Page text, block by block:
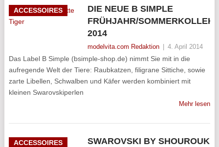
ACCESSOIRES
DIE NEUE B SIMPLE
FRÜHJAHR/
2014
modelvita.com Redaktion 4. April 2014
Das Label B Simple (bsimple-shop.de) nimmt Sie mit in die
aufregende Welt der Tiere: Raubkatzen, filigrane Sittiche, sowie
zarte Libellen, Schwalben und Käfer werden kombiniert mit
kleinen Swarovskiperlen
Mehr lesen
ACCESSOIRES SWAROVSKI BY SHOUROUK